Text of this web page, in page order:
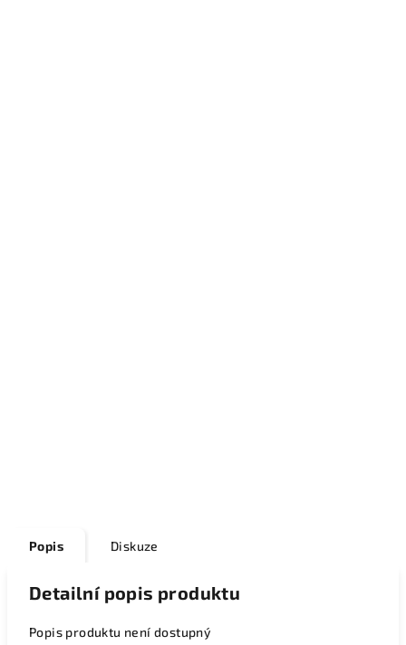
Popis Diskuze
Detailní popis produktu
Popis produktu není dostupný